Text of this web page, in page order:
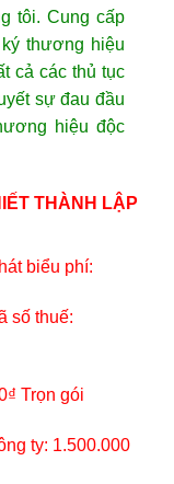
tôi. Cung cấp
thương hiệu
cả các thủ tục
sự đau đầu
hiệu độc
THÀNH LẬP
biểu phí:
số thuế:
Trọn gói
ty: 1.500.000